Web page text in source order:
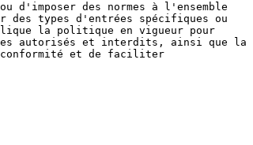
des normes à l'ensemble
des types d'entrées spécifiques ou
la politique en vigueur pour
autorisés et interdits, ainsi que la
conformité et de faciliter